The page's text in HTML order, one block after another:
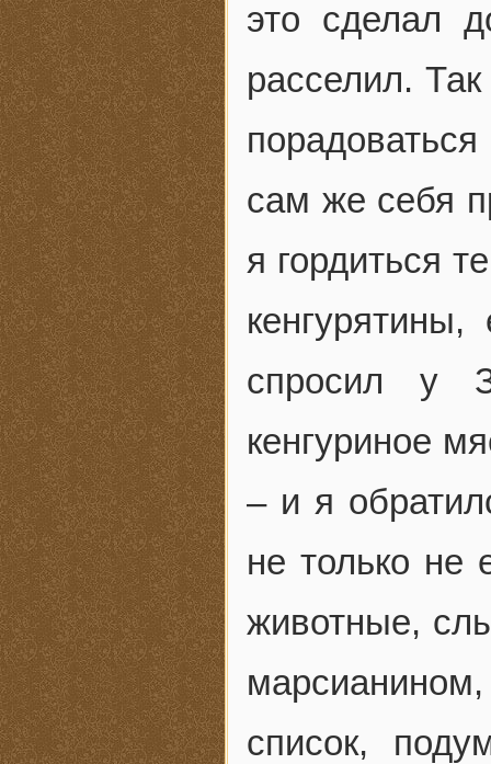
это сделал
расселил.
сам же себя
я гордиться
спросил у
кенгуриное
– и я
не только не
животные,
список,